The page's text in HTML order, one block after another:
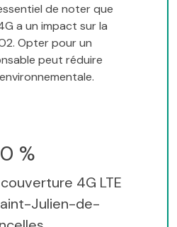
de noter que
a un impact sur la
Opter pour un
peut réduire
%
4G LTE
Julien-de-